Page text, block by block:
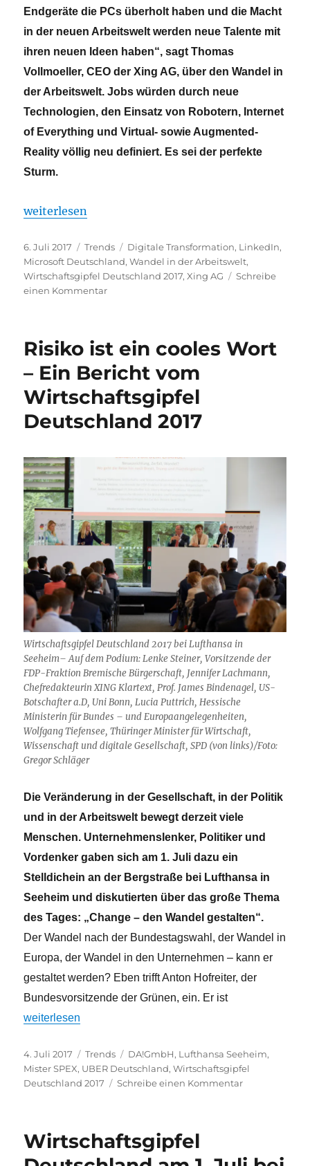
Endgeräte die PCs überholt haben und die Macht
in der neuen Arbeitswelt werden neue Talente mit
ihren neuen Ideen haben“, sagt Thomas
Vollmoeller, CEO der Xing AG, über den Wandel in
der Arbeitswelt. Jobs würden durch neue
Technologien, den Einsatz von Robotern, Internet
of Everything und Virtual- sowie Augmented-
Reality völlig neu definiert. Es sei der perfekte
Sturm.
„Der perfekte Sturm – Der Wandel in der
weiterlesen
Veröffentlicht
am
6. Juli 2017 Kategorien
Trends Schlagwörter
Digitale Transformation, LinkedIn,
Microsoft Deutschland,Wandel in der Arbeitswelt,
Wirtschaftsgipfel Deutschland 2017,Xing AG
Schreibe
einen Kommentarzu
–
Der
Wandel
in
der
Arbeitswelt
Risiko ist ein cooles Wort
– Ein Bericht vom
Wirtschaftsgipfel
Deutschland 2017
Wirtschaftsgipfel Deutschland 2017 bei Lufthansa in
Seeheim– Auf dem Podium: Lenke Steiner, Vorsitzende der
FDP-Fraktion Bremische Bürgerschaft, Jennifer Lachmann,
Chefredakteurin XING Klartext, Prof. James Bindenagel, US-
Botschafter a.D, Uni Bonn, Lucia Puttrich, Hessische
Ministerin für Bundes – und Europaangelegenheiten,
Wolfgang Tiefensee, Thüringer Minister für Wirtschaft,
Wissenschaft und digitale Gesellschaft, SPD (von links)/Foto:
Gregor Schläger
Die Veränderung in der Gesellschaft, in der Politik
und in der Arbeitswelt bewegt derzeit viele
Menschen. Unternehmenslenker, Politiker und
Vordenker gaben sich am 1. Juli dazu ein
Stelldichein an der Bergstraße bei Lufthansa in
Seeheim und diskutierten über das große Thema
des Tages: „Change – den Wandel gestalten“.
Der Wandel nach der Bundestagswahl, der Wandel in
Europa, der Wandel in den Unternehmen – kann er
gestaltet werden? Eben trifft Anton Hofreiter, der
Bundesvorsitzende der Grünen, ein. Er ist
„Risiko ist ein cooles Wort – Ein Bericht vom
weiterlesen
Veröffentlicht
am
4. Juli 2017 Kategorien
Trends Schlagwörter
DA!GmbH, Lufthansa Seeheim,
Mister SPEX, UBER Deutschland,Wirtschaftsgipfel
Deutschland 2017
Schreibe einen Kommentarzu
Wort
Wirtschaftsgipfel